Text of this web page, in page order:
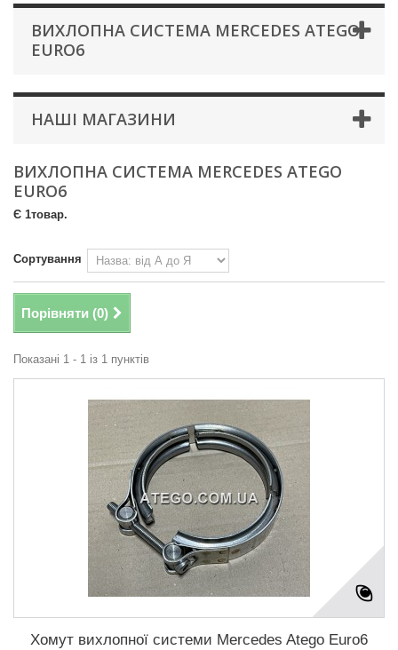
ВИХЛОПНА СИСТЕМА MERCEDES ATEGO
EURO6
НАШІ МАГАЗИНИ
ВИХЛОПНА СИСТЕМА MERCEDES ATEGO
EURO6
Є 1товар.
Сортування
Порівняти (0)
Показані 1 - 1 із 1 пунктів
Хомут вихлопної системи Mercedes Atego Euro6